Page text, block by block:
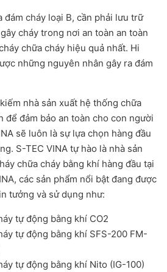
cháy loại B, cần phải lưu trữ
cháy trong nơi an toàn an toàn
chữa cháy hiệu quả nhất. Hi
những nguyên nhân gây ra đám
nhà sản xuất hệ thống chữa
để đảm bảo an toàn cho con người
sẽ luôn là sự lựa chọn hàng đầu
S-TEC VINA tự hào là nhà sản
chữa cháy bằng khí hàng đầu tại
các sản phẩm nổi bật đang được
tưởng và sử dụng như:
tự động bằng khí CO2
tự động bằng khí SFS-200 FM-
tự động bằng khí Nito (IG-100)